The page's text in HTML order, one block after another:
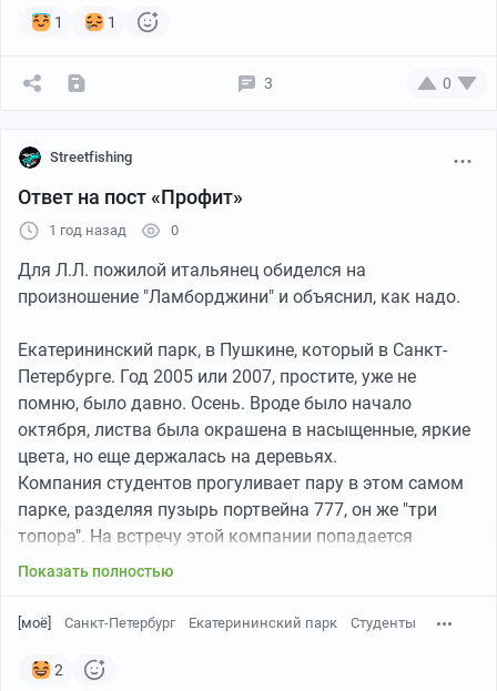
Большим Царско/Детско-сельским (Екатерининским)
сгорели, а другие (часть Большого зала, Церковный
корпус) сохранились, причем подробных пояснений о
расследование, упорядочив известные факты и
присовокупив собственные выводы. Темой как
конца изучена
неоднократно описанного материала о последнем
пожаре. Мемуары очевидцев есть на сайте музея-
заповедника.
https://tzar.ru/science/curatorsarchive/lmp_war?
ysclid=m9sel...
1 1
3 0
Streetfishing
Ответ на пост «Профит»
1 год назад 0
Для Л.Л. пожилой итальянец обиделся на
произношение "Ламборджини" и объяснил, как надо.
Екатерининский парк, в Пушкине, который в Санкт-
Петербурге. Год 2005 или 2007, простите, уже не
помню, было давно. Осень. Вроде было начало
октября, листва была окрашена в насыщенные, яркие
цвета, но еще держалась на деревьях.
Компания студентов прогуливает пару в этом самом
парке, разделяя пузырь портвейна 777, он же "три
топора". На встречу этой компании попадается
милейшая, не молодая пара итальянцев, отбившаяся
фирменным произношением, жестикуляцией и
сторону им следует идти, дабы попасть к
Показать полностью
[моё] Санкт-Петербург Екатерининский парк Студенты
2